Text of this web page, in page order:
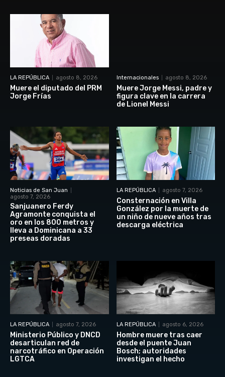
LA REPÚBLICA agosto 8, 2026
Muere el diputado del PRM
Jorge Frías
Internacionales agosto 8, 2026
Muere Jorge Messi, padre y
figura clave en la carrera
de Lionel Messi
Noticias de San Juan
agosto 7, 2026
Sanjuanero Ferdy
Agramonte conquista el
oro en los 800 metros y
lleva a Dominicana a 33
preseas doradas
LA REPÚBLICA agosto 7, 2026
Consternación en Villa
González por la muerte de
un niño de nueve años tras
descarga eléctrica
LA REPÚBLICA agosto 7, 2026
Ministerio Público y DNCD
desarticulan red de
narcotráfico en Operación
LGTCA
LA REPÚBLICA agosto 6, 2026
Hombre muere tras caer
desde el puente Juan
Bosch; autoridades
investigan el hecho